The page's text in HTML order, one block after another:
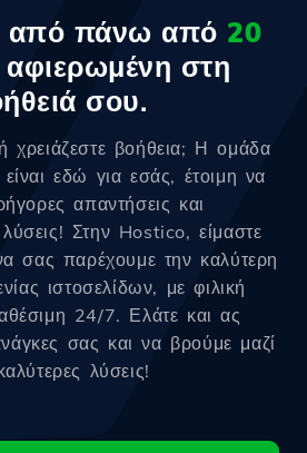
από πάνω από 20
αφιερωμένη στη
σου.
χρειάζεστε βοήθεια; Η ομάδα
εδώ για εσάς, έτοιμη να
απαντήσεις και
λύσεις! Στην Hostico, είμαστε
σας παρέχουμε την καλύτερη
ιστοσελίδων, με φιλική
24/7. Ελάτε και ας
σας και να βρούμε μαζί
λύσεις!